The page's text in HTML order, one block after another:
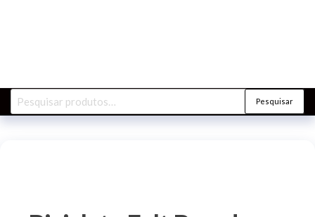
Pesquisar
por:
Pesquisar